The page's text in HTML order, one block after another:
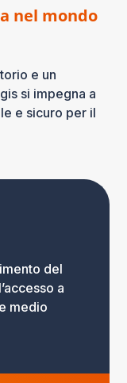
nel mondo
e un
si impegna a
e sicuro per il
del
a
medio